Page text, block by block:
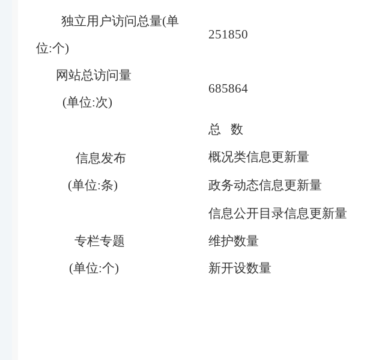
独立用户访问总量(单
位:个)
251850
网站总访问量
(单位:次)
685864
信息发布
(单位:条)
总 数
概况类信息更新量
政务动态信息更新量
信息公开目录信息更新量
专栏专题
(单位:个)
维护数量
新开设数量